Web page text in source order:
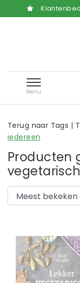
Klantenbeoordeling
Menu
Terug naar Tags |
iedereen
Producten